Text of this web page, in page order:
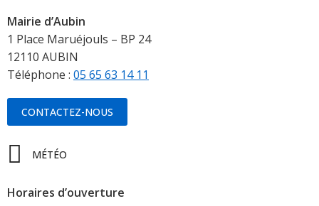
Mairie d’Aubin
1 Place Maruéjouls – BP 24
12110 AUBIN
Téléphone : 05 65 63 14 11
CONTACTEZ-NOUS
MÉTÉO
Horaires d’ouverture